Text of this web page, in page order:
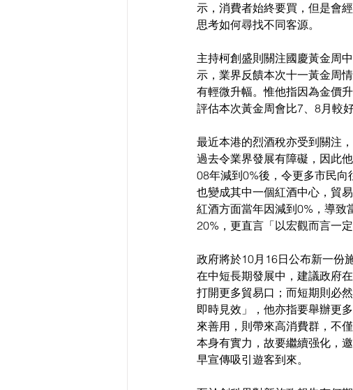
示，消費者始終要買，但是會
思考如何尋找不同客源。
主持柯創盛則關注國慶黃金周
示，業界反饋本次十一黃金周
有輕微升幅。惟他指因為金價
評估本次黃金周會比7、8月較好
最近本港的烈酒稅亦受到關注
過去令業界發展有障礙，因此
08年減到0%後，令更多市民
也變成其中一個紅酒中心，貿
紅酒方面當年因減到0%，導致
20%，更直言「以宏觀而言一
政府將於10月16日公布新一份
在中短長期發展中，建議政府
打開更多貿易口；而短期則必
即時見效」，他亦指要舉辦更
來善用，則帶來高消費群，不
本身有實力，故要繼續强化，
早宣傳吸引遊客到來。